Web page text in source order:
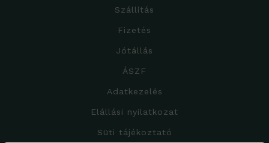
Szállítás
Fizetés
Jótállás
ÁSZF
Adatkezelés
Elállási nyilatkozat
Süti tájékoztató